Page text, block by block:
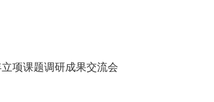
项课题调研成果交流会